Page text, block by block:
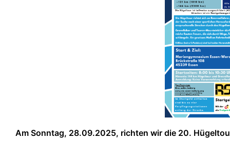
Am Sonntag, 28.09.2025, richten wir die 20.